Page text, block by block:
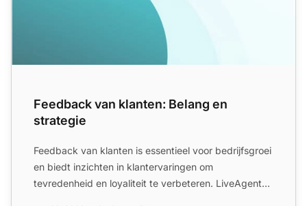
Feedback van klanten: Belang en
strategie
Feedback van klanten is essentieel voor bedrijfsgroei
en biedt inzichten in klantervaringen om
tevredenheid en loyaliteit te verbeteren. LiveAgent